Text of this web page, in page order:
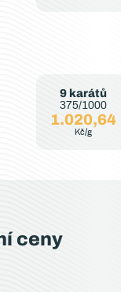
9 karátů
375/1000
1.020,64
Kč/g
ceny